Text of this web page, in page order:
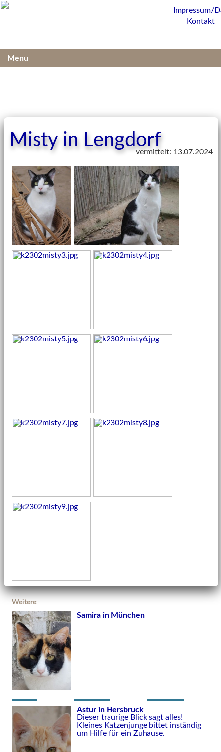
Misty in Lengdorf
vermittelt: 13.07.2024
Weitere:
Samira in München
Astur in Hersbruck
Dieser traurige Blick sagt alles!
Kleines Katzenjunge bittet inständig
um Hilfe für ein Zuhause.
Impressum/
Kontakt
Menu